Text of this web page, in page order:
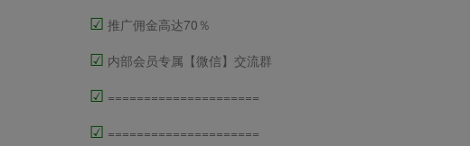
☑ 推广佣金高达70％
☑ 内部会员专属【微信】交流群
☑ =====================
☑ =====================